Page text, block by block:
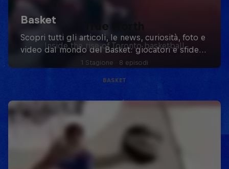
True North
Inside the rise of Toronto basketball
1 Stagione · 8 episodi
BASKET